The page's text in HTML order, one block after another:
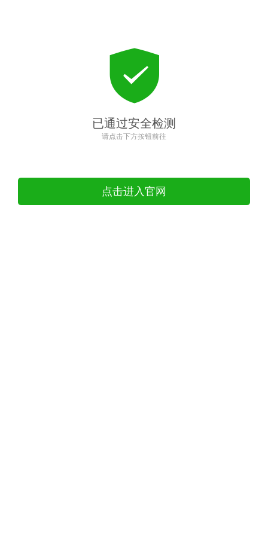
已通过安全检测
请点击下方按钮前往
点击进入官网